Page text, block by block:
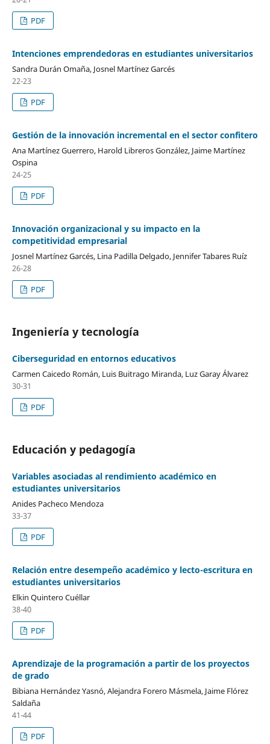
PDF
Intenciones emprendedoras en estudiantes universitarios
Sandra Durán Omaña, Josnel Martínez Garcés
22-23
PDF
Gestión de la innovación incremental en el sector confitero
Ana Martínez Guerrero, Harold Libreros González, Jaime Martínez
Ospina
24-25
PDF
Innovación organizacional y su impacto en la
competitividad empresarial
Josnel Martínez Garcés, Lina Padilla Delgado, Jennifer Tabares Ruíz
26-28
PDF
Ingeniería y tecnología
Ciberseguridad en entornos educativos
Carmen Caicedo Román, Luis Buitrago Miranda, Luz Garay Álvarez
30-31
PDF
Educación y pedagogía
Variables asociadas al rendimiento académico en
estudiantes universitarios
Anides Pacheco Mendoza
33-37
PDF
Relación entre desempeño académico y lecto-escritura en
estudiantes universitarios
Elkin Quintero Cuéllar
38-40
PDF
Aprendizaje de la programación a partir de los proyectos
de grado
Bibiana Hernández Yasnó, Alejandra Forero Másmela, Jaime Flórez
Saldaña
41-44
PDF